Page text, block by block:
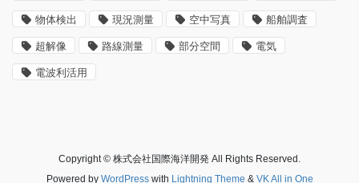
物体検出 現況測量 空中写真 船舶調査
超解像 路線測量 部分空間 電気
電波利活用
Copyright © 株式会社国際海洋開発 All Rights Reserved.
Powered by WordPresswith Lightning Theme & VK All in One